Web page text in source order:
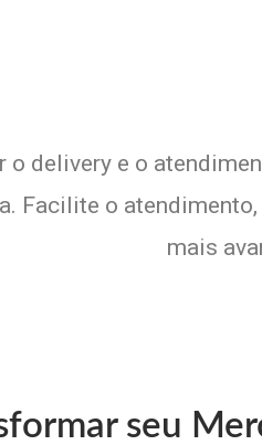
o delivery e o
Facilite o
mais
seu